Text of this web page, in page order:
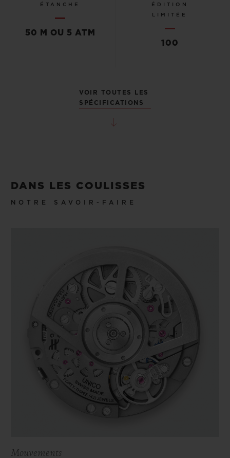
ÉTANCHE
50 M OU 5 ATM
ÉDITION
LIMITÉE
100
VOIR TOUTES LES
SPÉCIFICATIONS
DANS LES COULISSES
NOTRE SAVOIR-FAIRE
Mouvements